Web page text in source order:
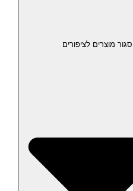
סגור מוצרים לציפורים